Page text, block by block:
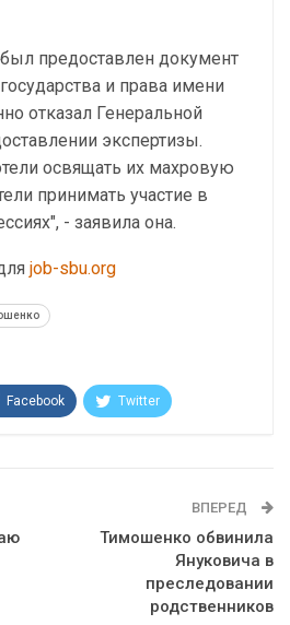
предоставлен документ
и права имени
отказал Генеральной
экспертизы.
освящать их махровую
принимать участие в
- заявила она.
job-sbu.org
Facebook Twitter
ВПЕРЕД
Тимошенко обвинила
Януковича в
преследовании
родственников